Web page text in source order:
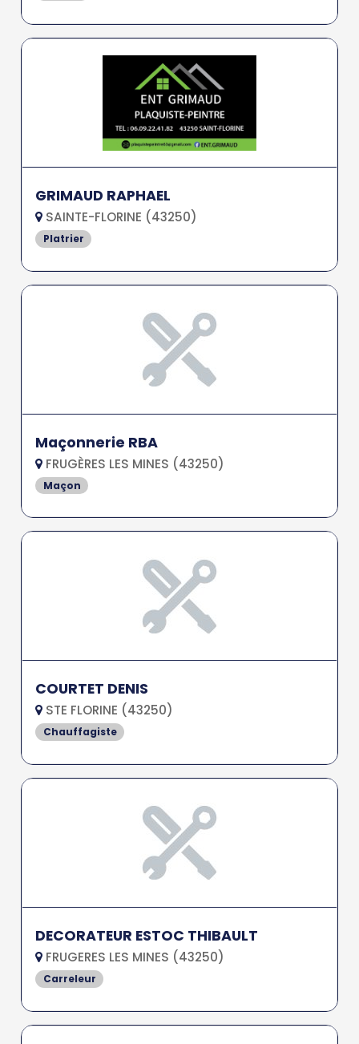
GRIMAUD RAPHAEL
SAINTE-FLORINE (43250)
Platrier
Maçonnerie RBA
FRUGÈRES LES MINES (43250)
Maçon
COURTET DENIS
STE FLORINE (43250)
Chauffagiste
DECORATEUR ESTOC THIBAULT
FRUGERES LES MINES (43250)
Carreleur